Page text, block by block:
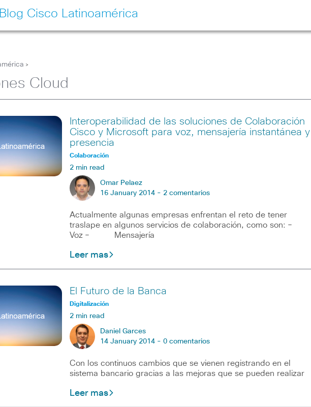
Blog Cisco Latinoamérica
>
Cloud
Interoperabilidad de las soluciones de Colaboración
Cisco y Microsoft para voz, mensajería instantánea y
presencia
Colaboración
2 min read
Omar Pelaez
16 January 2014 - 2 comentarios
Actualmente algunas empresas enfrentan el reto de tener
traslape en algunos servicios de colaboración, como son: –
Voz – Mensajería
Leer mas
El Futuro de la Banca
Digitalización
2 min read
Daniel Garces
14 January 2014 - 0 comentarios
Con los continuos cambios que se vienen registrando en el
sistema bancario gracias a las mejoras que se pueden realizar
Leer mas